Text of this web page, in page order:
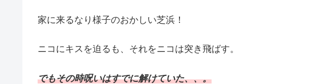
家に来るなり様子のおかしい芝浜！
ニコにキスを迫るも、それをニコは突き飛ばす。
でもその時呪いはすでに解けていた、、。